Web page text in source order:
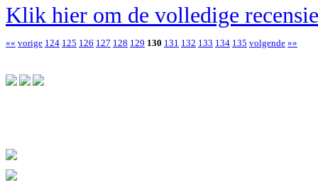
Klik hier om de volledige
«« vorige 124 125 126 127 128 129 130 131 132 133 134 135 volgende »»